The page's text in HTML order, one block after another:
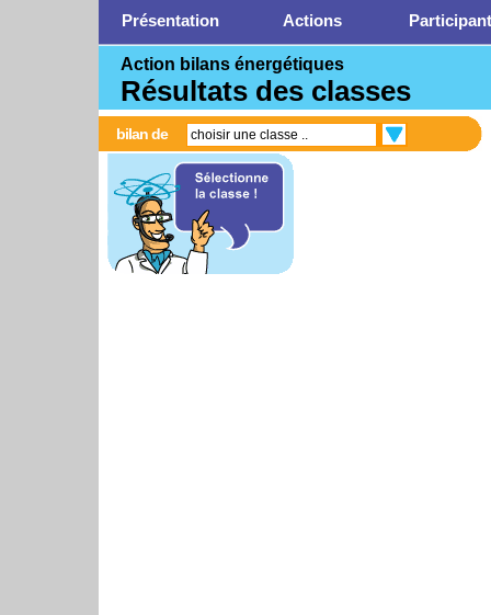
Présentation Actions
Action bilans énergétiques
Résultats des classes
bilan de choisir une classe ..